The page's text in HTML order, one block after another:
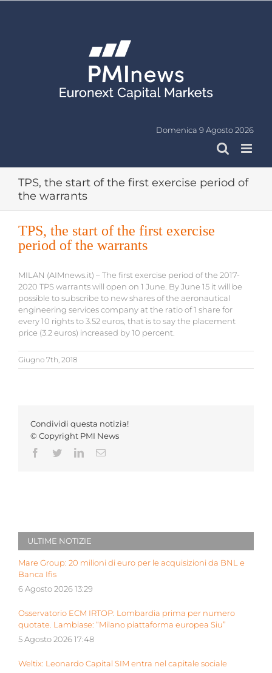
Domenica 9 Agosto 2026
TPS, the start of the first exercise period of
the warrants
TPS, the start of the first exercise
period of the warrants
MILAN (AIMnews.it) – The first exercise period of the 2017-
2020 TPS warrants will open on 1 June. By June 15 it will be
possible to subscribe to new shares of the aeronautical
engineering services company at the ratio of 1 share for
every 10 rights to 3.52 euros, that is to say the placement
price (3.2 euros) increased by 10 percent.
Giugno 7th, 2018
Condividi questa notizia!
© Copyright PMI News
Facebook
TwitterLinkedInEmail
ULTIME NOTIZIE
Mare Group: 20 milioni di euro per le acquisizioni da BNL e
Banca Ifis
6 Agosto 2026 13:29
Osservatorio ECM IRTOP: Lombardia prima per numero
quotate. Lambiase: “Milano piattaforma europea Siu”
5 Agosto 2026 17:48
Weltix: Leonardo Capital SIM entra nel capitale sociale